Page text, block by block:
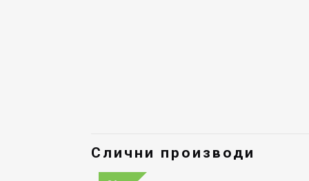
Слични производи